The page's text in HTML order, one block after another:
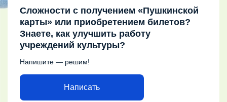
Сложности с получением «Пушкинской
карты» или приобретением билетов?
Знаете, как улучшить работу
учреждений культуры?
Напишите — решим!
Написать